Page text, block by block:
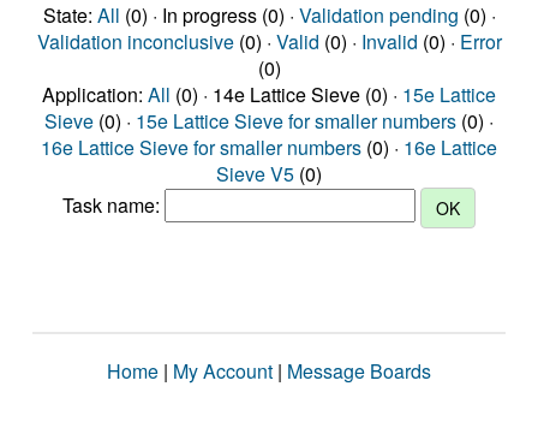
State: All (0) · In progress (0) · Validation pending (0) ·
Validation inconclusive(0) · Valid (0) · Invalid (0) · Error
(0)
Application: All (0) · 14e Lattice Sieve (0) · 15e Lattice
Sieve (0) · 15e Lattice Sieve for smaller numbers (0) ·
16e Lattice Sieve for smaller numbers (0) · 16e Lattice
Sieve V5 (0)
Task name:
Home | My Account | Message Boards